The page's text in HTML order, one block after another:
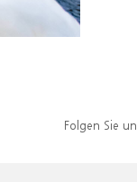
Folgen Sie